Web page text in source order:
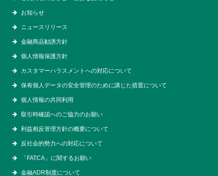
お知らせ
ニュースリリース
金融商品勧誘方針
個人情報保護方針
カスタマーハラスメントへの対応について
保有個人データの安全管理のために講じた措置について
個人情報の共同利用
取引時確認へのご協力のお願い
利益相反管理方針の概要について
反社会的勢力への対応について
「FATCA」に関するお願い
金融ADR制度について